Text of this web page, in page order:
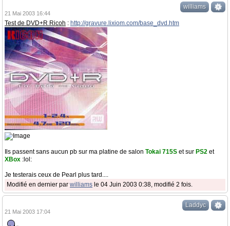
williams
21 Mai 2003 16:44
Test de DVD+R Ricoh : http://gravure.lixiom.com/base_dvd.htm
Ils passent sans aucun pb sur ma platine de salon Tokai 715S et sur PS2 et
XBox :lol:
Je testerais ceux de Pearl plus tard....
Modifié en dernier par williams le 04 Juin 2003 0:38, modifié 2 fois.
Laddyc
21 Mai 2003 17:04